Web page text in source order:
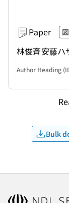
Paper
林俊斉安藤ハ
Author Heading
Bulk